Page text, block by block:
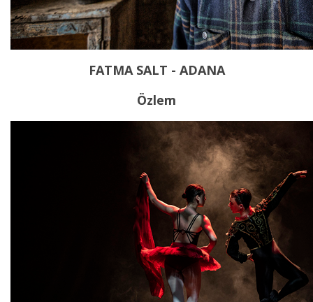
FATMA SALT - ADANA
Özlem